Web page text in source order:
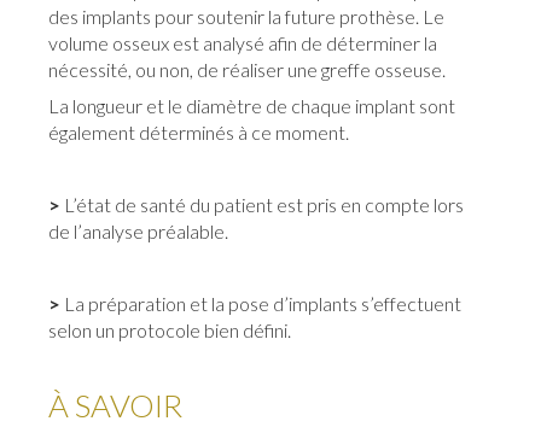
des implants pour soutenir la future prothèse. Le
volume osseux est analysé afin de déterminer la
nécessité, ou non, de réaliser une greffe osseuse.
La longueur et le diamètre de chaque implant sont
également déterminés à ce moment.
> L’état de santé du patient est pris en compte lors
de l’analyse préalable.
> La préparation et la pose d’implants s’effectuent
selon un protocole bien défini.
À SAVOIR